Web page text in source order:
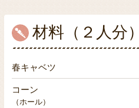
材料（２人分）
春キャベツ
コーン
（ホール）